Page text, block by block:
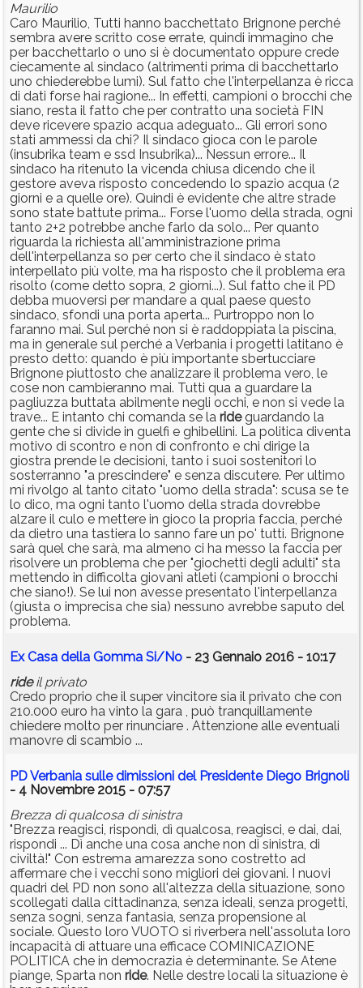
Maurilio
Caro Maurilio, Tutti hanno bacchettato Brignone perché
sembra avere scritto cose errate, quindi immagino che
per bacchettarlo o uno si è documentato oppure crede
ciecamente al sindaco (altrimenti prima di bacchettarlo
uno chiederebbe lumi). Sul fatto che l'interpellanza è ricca
di dati forse hai ragione... In effetti, campioni o brocchi che
siano, resta il fatto che per contratto una società FIN
deve ricevere spazio acqua adeguato... Gli errori sono
stati ammessi da chi? Il sindaco gioca con le parole
(insubrika team e ssd Insubrika)... Nessun errore... Il
sindaco ha ritenuto la vicenda chiusa dicendo che il
gestore aveva risposto concedendo lo spazio acqua (2
giorni e a quelle ore). Quindi è evidente che altre strade
sono state battute prima... Forse l'uomo della strada, ogni
tanto 2+2 potrebbe anche farlo da solo... Per quanto
riguarda la richiesta all'amministrazione prima
dell'interpellanza so per certo che il sindaco è stato
interpellato più volte, ma ha risposto che il problema era
risolto (come detto sopra, 2 giorni...). Sul fatto che il PD
debba muoversi per mandare a qual paese questo
sindaco, sfondi una porta aperta... Purtroppo non lo
faranno mai. Sul perché non si è raddoppiata la piscina,
ma in generale sul perché a Verbania i progetti latitano è
presto detto: quando è più importante sbertucciare
Brignone piuttosto che analizzare il problema vero, le
cose non cambieranno mai. Tutti qua a guardare la
pagliuzza buttata abilmente negli occhi, e non si vede la
trave... E intanto chi comanda se la rideguardando la
gente che si divide in guelfi e ghibellini. La politica diventa
motivo di scontro e non di confronto e chi dirige la
giostra prende le decisioni, tanto i suoi sostenitori lo
sosterranno "a prescindere" e senza discutere. Per ultimo
mi rivolgo al tanto citato "uomo della strada": scusa se te
lo dico, ma ogni tanto l'uomo della strada dovrebbe
alzare il culo e mettere in gioco la propria faccia, perché
da dietro una tastiera lo sanno fare un po' tutti. Brignone
sarà quel che sarà, ma almeno ci ha messo la faccia per
risolvere un problema che per "giochetti degli adulti" sta
mettendo in difficolta giovani atleti (campioni o brocchi
che siano!). Se lui non avesse presentato l'interpellanza
(giusta o imprecisa che sia) nessuno avrebbe saputo del
problema.
Ex Casa della Gomma Si/No - 23 Gennaio 2016 - 10:17
rideil privato
Credo proprio che il super vincitore sia il privato che con
210.000 euro ha vinto la gara , può tranquillamente
chiedere molto per rinunciare . Attenzione alle eventuali
manovre di scambio ...
PD Verbania sulle dimissioni del Presidente Diego Brignoli
- 4 Novembre 2015 - 07:57
Brezza dì qualcosa di sinistra
"Brezza reagisci, rispondi, dì qualcosa, reagisci, e dai, dai,
rispondi ... Dì anche una cosa anche non di sinistra, di
civiltà!" Con estrema amarezza sono costretto ad
affermare che i vecchi sono migliori dei giovani. I nuovi
quadri del PD non sono all'altezza della situazione, sono
scollegati dalla cittadinanza, senza ideali, senza progetti,
senza sogni, senza fantasia, senza propensione al
sociale. Questo loro VUOTO si riverbera nell'assoluta loro
incapacità di attuare una efficace COMINICAZIONE
POLITICA che in democrazia è determinante. Se Atene
piange, Sparta non ride. Nelle destre locali la situazione è